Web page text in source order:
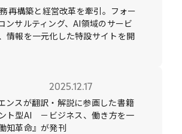
再構築と経営改革を牽引。フォー
ンサルティング、AI領域のサービ
情報を一元化した特設サイトを開
ンスが翻訳・解説に参画した書籍
ント型AI －ビジネス、働き方を一
知革命』が発刊
2025.12.17